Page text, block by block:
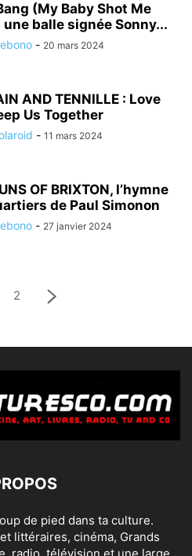
(My Baby Shot Me
une balle signée Sonny...
- 20 mars 2024
AND TENNILLE : Love
Us Together
- 11 mars 2024
OF BRIXTON, l’hymne
de Paul Simonon
- 27 janvier 2024
2
de pied dans ta culture.
littéraires, cinéma, Grands